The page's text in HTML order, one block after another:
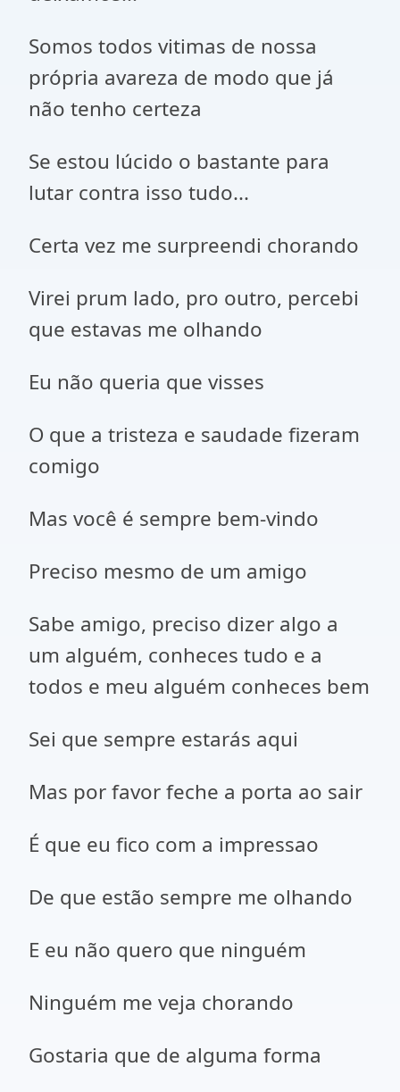
Somos todos vitimas de nossa
própria avareza de modo que já
não tenho certeza
Se estou lúcido o bastante para
lutar contra isso tudo...
Certa vez me surpreendi chorando
Virei prum lado, pro outro, percebi
que estavas me olhando
Eu não queria que visses
O que a tristeza e saudade fizeram
comigo
Mas você é sempre bem-vindo
Preciso mesmo de um amigo
Sabe amigo, preciso dizer algo a
um alguém, conheces tudo e a
todos e meu alguém conheces bem
Sei que sempre estarás aqui
Mas por favor feche a porta ao sair
É que eu fico com a impressao
De que estão sempre me olhando
E eu não quero que ninguém
Ninguém me veja chorando
Gostaria que de alguma forma